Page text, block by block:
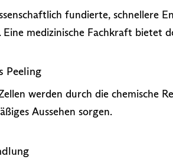
fundierte, schnellere
Eine medizinische Fachkraft bietet
Peeling
werden durch die chemische
Aussehen sorgen.